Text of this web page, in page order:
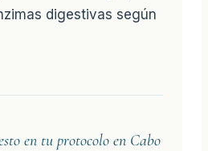
digestivas según
en tu protocolo en Cabo